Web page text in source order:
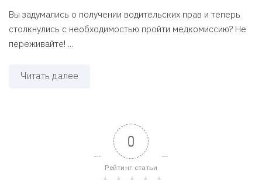
Вы задумались о получении водительских прав и теперь
столкнулись с необходимостью пройти медкомиссию? Не
переживайте! ...
Читать далее
0
Рейтинг статьи